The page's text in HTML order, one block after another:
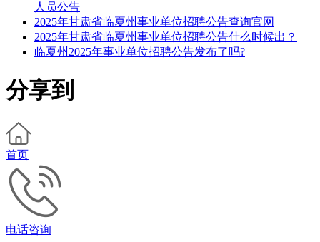
人员公告
2025年甘肃省临夏州事业单位招聘公告查询官网
2025年甘肃省临夏州事业单位招聘公告什么时候出？
临夏州2025年事业单位招聘公告发布了吗?
分享到
首页
电话咨询